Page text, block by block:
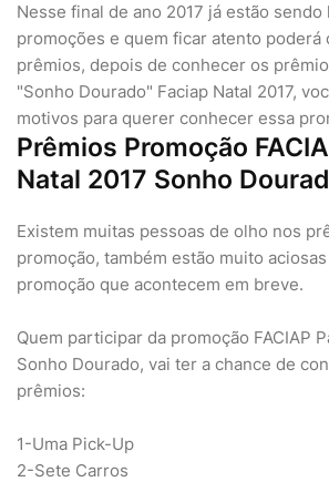
Nesse final de ano 2017 já estão sendo
promoções e quem ficar atento poderá
prêmios, depois de conhecer os
"Sonho Dourado" Faciap Natal 2017,
motivos para querer conhecer essa
Prêmios Promoção
Natal 2017 Sonho
Existem muitas pessoas de olho nos
promoção, também estão muito
promoção que acontecem em breve.
Quem participar da promoção FACIAP
Sonho Dourado, vai ter a chance de
prêmios:
1-Uma Pick-Up
2-Sete Carros